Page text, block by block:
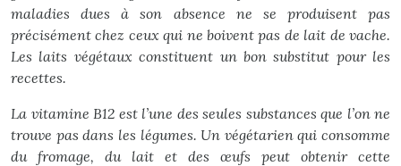
maladies dues à son absence ne se produisent pas
précisément chez ceux qui ne boivent pas de lait de vache.
Les laits végétaux constituent un bon substitut pour les
recettes.
La vitamine B12 est l’une des seules substances que l’on ne
trouve pas dans les légumes. Un végétarien qui consomme
du fromage, du lait et des œufs peut obtenir cette